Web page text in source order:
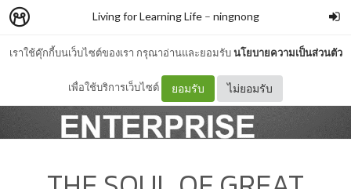
เราใช้คุ๊กกี้บนเว็บไซต์ของเรา กรุณาอ่านและยอมรับนโยบายความเป็นส่วนตัว
เพื่อใช้บริการเว็บไซต์ ยอมรับ ไม่ยอมรับ
Living for Learning Life– ningnong